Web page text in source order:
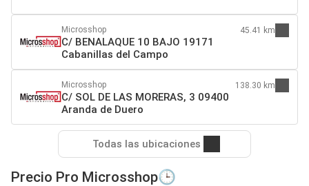
Microsshop
C/ BENALAQUE 10 BAJO 19171
Cabanillas del Campo
45.41 km
Microsshop
C/ SOL DE LAS MORERAS, 3 09400
Aranda de Duero
138.30 km
Todas las ubicaciones
Precio Pro Microsshop🕒